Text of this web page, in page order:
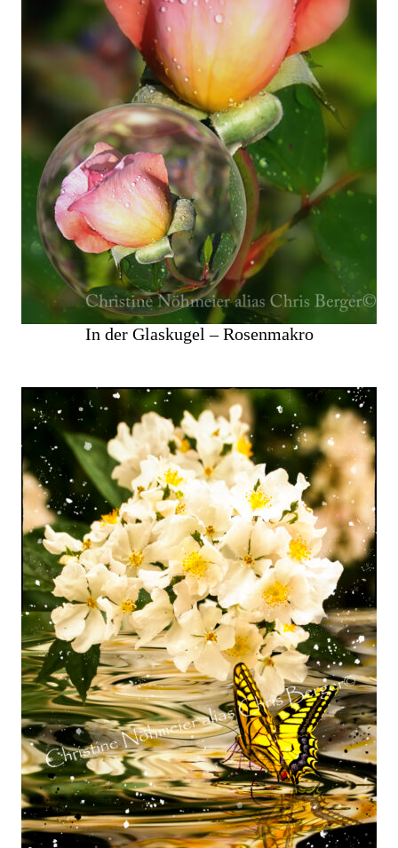
In der Glaskugel – Rosenmakro